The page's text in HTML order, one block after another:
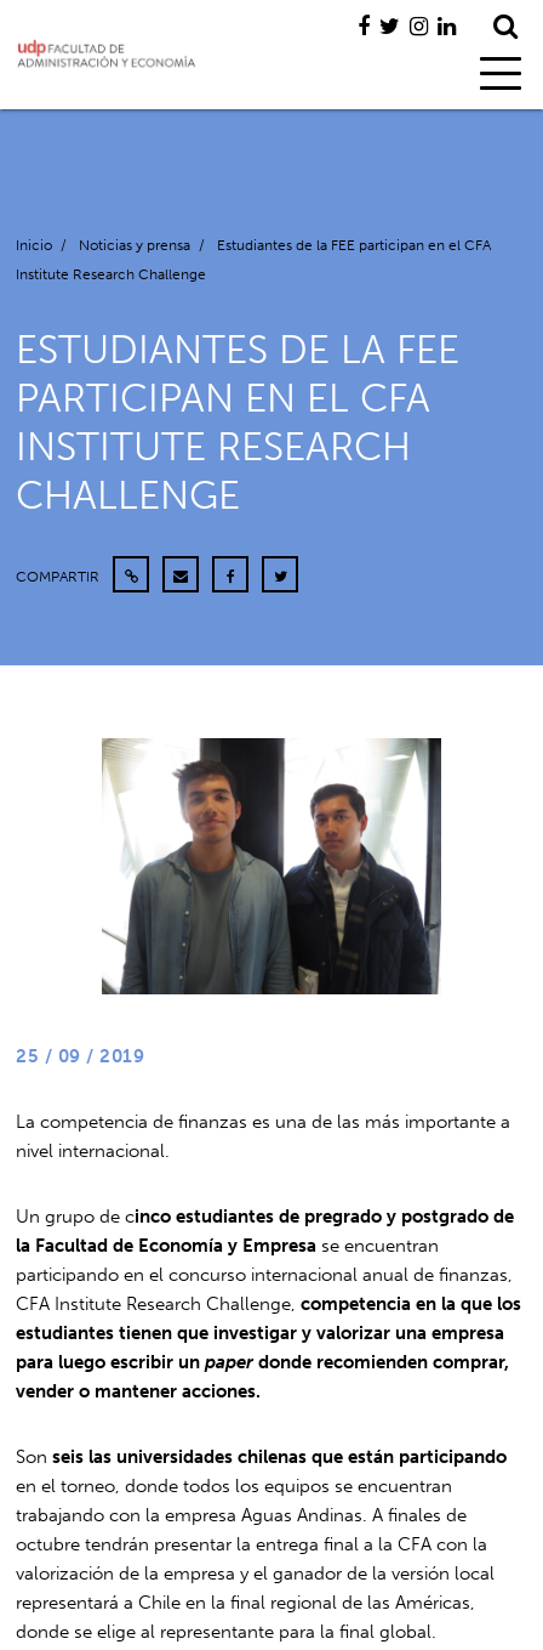
Inicio / Noticias y prensa /
Estudiantes de la FEE participan en el CFA
Institute Research Challenge
ESTUDIANTES DE LA FEE
PARTICIPAN EN EL CFA
INSTITUTE RESEARCH
CHALLENGE
COMPARTIR
25 / 09 / 2019
La competencia de finanzas es una de las más importante a
nivel internacional.
Un grupo de cinco estudiantes de pregrado y postgrado de
la Facultad de Economía y Empresa se encuentran
participando en el concurso internacional anual de finanzas,
CFA Institute Research Challenge,competencia en la que los
estudiantes tienen que investigar y valorizar una empresa
para luego escribir unpaperdonde recomienden comprar,
vender o mantener acciones.
Sonseis las universidades chilenas que están participando
en el torneo, donde todos los equipos se encuentran
trabajando con la empresa Aguas Andinas. A finales de
octubre tendrán presentar la entrega final a la CFA con la
valorización de la empresa y el ganador de la versión local
representará a Chile en la final regional de las Américas,
donde se elige al representante para la final global.